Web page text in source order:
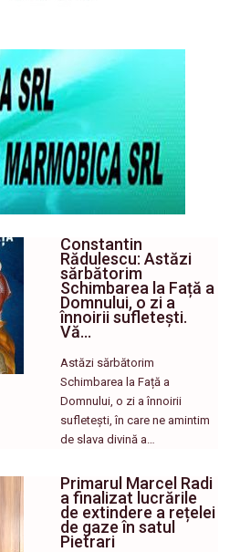
Constantin
Rădulescu: Astăzi
sărbătorim
Schimbarea la Față a
Domnului, o zi a
înnoirii sufletești.
Vă…
Astăzi sărbătorim
Schimbarea la Față a
Domnului, o zi a înnoirii
sufletești, în care ne amintim
de slava divină a…
Primarul Marcel Radi
a finalizat lucrările
de extindere a rețelei
de gaze în satul
Pietrari